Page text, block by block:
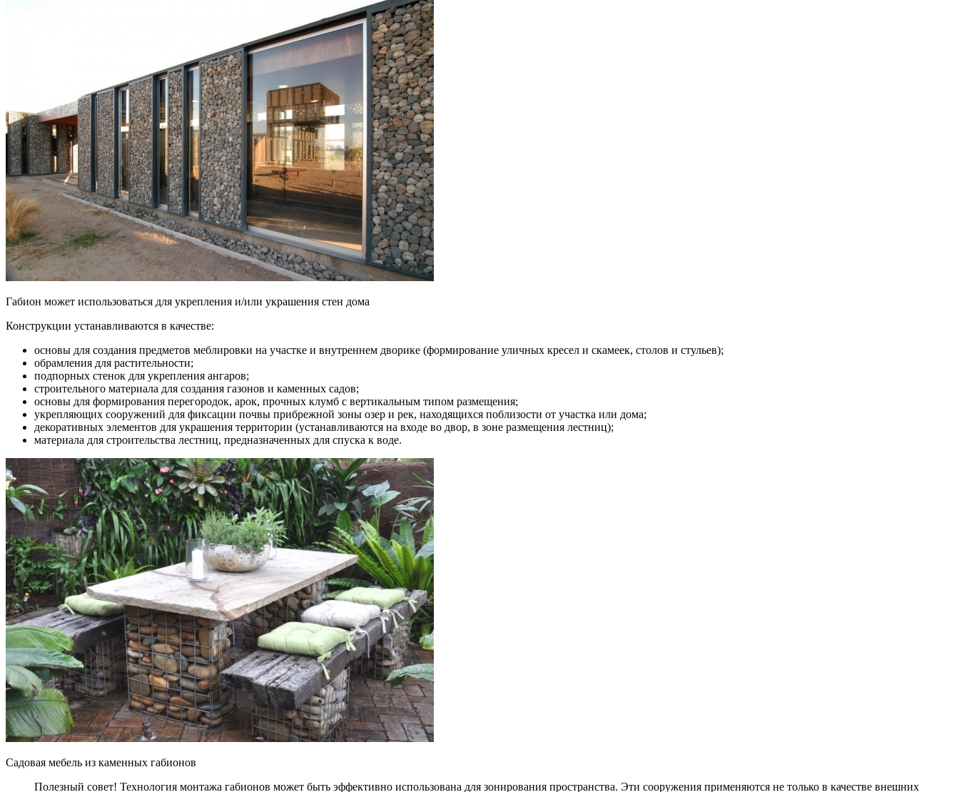
Габион может использоваться для укрепления и/или украшения стен дома
Конструкции устанавливаются в качестве:
основы для создания предметов меблировки на участке и внутреннем дворике (формирование уличных кресел и скамеек, столов и стульев);
обрамления для растительности;
подпорных стенок для укрепления ангаров;
строительного материала для создания газонов и каменных садов;
основы для формирования перегородок, арок, прочных клумб с вертикальным типом размещения;
укрепляющих сооружений для фиксации почвы прибрежной зоны озер и рек, находящихся поблизости от участка или дома;
декоративных элементов для украшения территории (устанавливаются на входе во двор, в зоне размещения лестниц);
материала для строительства лестниц, предназначенных для спуска к воде.
Садовая мебель из каменных габионов
Полезный совет! Технология монтажа габионов может быть эффективно использована для зонирования пространства. Эти сооружения применяются не только в качестве внешних